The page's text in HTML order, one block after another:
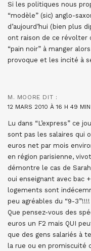
Si les politiques nous
“modèle” (sic) anglo-
d’aujourd’hui (bien plus
ont raison de ce révolter
“pain noir” à manger
provoque et les incité à
M. MOORE DIT :
12 MARS 2010 À 16 H 49 MIN
Lu dans “L’express” ce
sont pas les salaires qui
euros net par mois
en région parisienne,
démontre le cas de
oui enseignant avec bac
logements sont
peu agréables du “9-3”!!!!
Que pensez-vous des
euros un F2 mais QUI
que des gens salariés à
la rue ou en promiscuité